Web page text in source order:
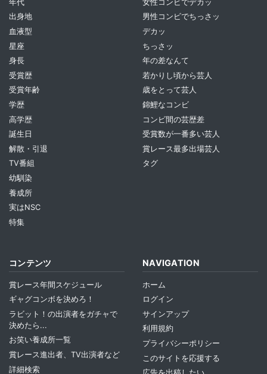
年代
出身地
血液型
星座
身長
受賞歴
受賞年齢
学歴
高学歴
誕生日
解散・引退
TV番組
幼馴染
養成所
実はNSC
特集
女性コンビでデカッ
男性コンビでちっさッ
デカッ
ちっさッ
年の差なんて
若かりし頃から芸人
歳をとって芸人
錦鯉なコンビ
コンビ間の芸歴差
受賞数が一番多い芸人
賞レース最多出場芸人
タグ
コンテンツ
賞レース年間スケジュール
ギャグコンボを決めろ！
ラビット！の出演者をガチャで
決めたら...
お笑い養成所一覧
賞レース進出者、TV出演者など
詳細検索
NAVIGATION
ホーム
ログイン
サインアップ
利用規約
プライバシーポリシー
このサイトを応援する